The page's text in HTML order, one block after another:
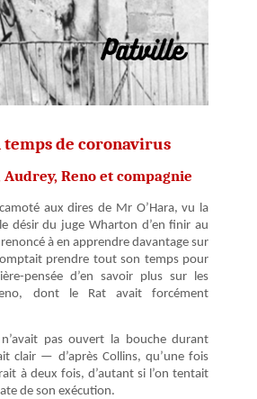
de coronavirus
Reno et compagnie
aux dires de Mr O’Hara, vu la
désir du juge Wharton d’en finir au
à en apprendre davantage sur
prendre tout son temps pour
pensée d’en savoir plus sur les
dont le Rat avait forcément
pas ouvert la bouche durant
clair — d’après Collins, qu’une fois
à deux fois, d’autant si l’on tentait
de son exécution.